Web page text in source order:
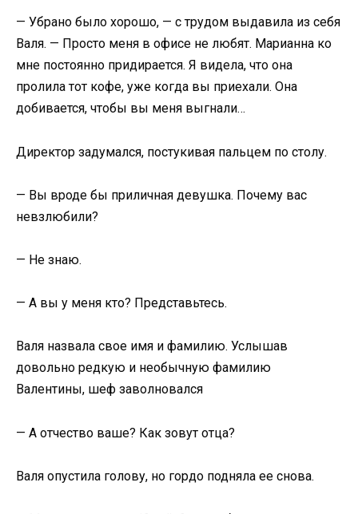
— Убрано было хорошо, — с трудом выдавила из себя
Валя. — Просто меня в офисе не любят. Марианна ко
мне постоянно придирается. Я видела, что она
пролила тот кофе, уже когда вы приехали. Она
добивается, чтобы вы меня выгнали…
Директор задумался, постукивая пальцем по столу.
— Вы вроде бы приличная девушка. Почему вас
невзлюбили?
— Не знаю.
— А вы у меня кто? Представьтесь.
Валя назвала свое имя и фамилию. Услышав
довольно редкую и необычную фамилию
Валентины, шеф заволновался
— А отчество ваше? Как зовут отца?
Валя опустила голову, но гордо подняла ее снова.